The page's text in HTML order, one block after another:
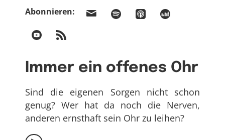
Abonnieren:
Immer ein offenes Ohr
Sind die eigenen Sorgen nicht schon
genug? Wer hat da noch die Nerven,
anderen ernsthaft sein Ohr zu leihen?